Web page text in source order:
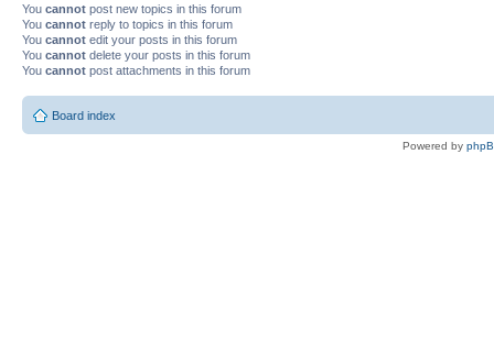
You cannot post new topics in this forum
You cannot reply to topics in this forum
You cannot edit your posts in this forum
You cannot delete your posts in this forum
You cannot post attachments in this forum
Board index
Powered by